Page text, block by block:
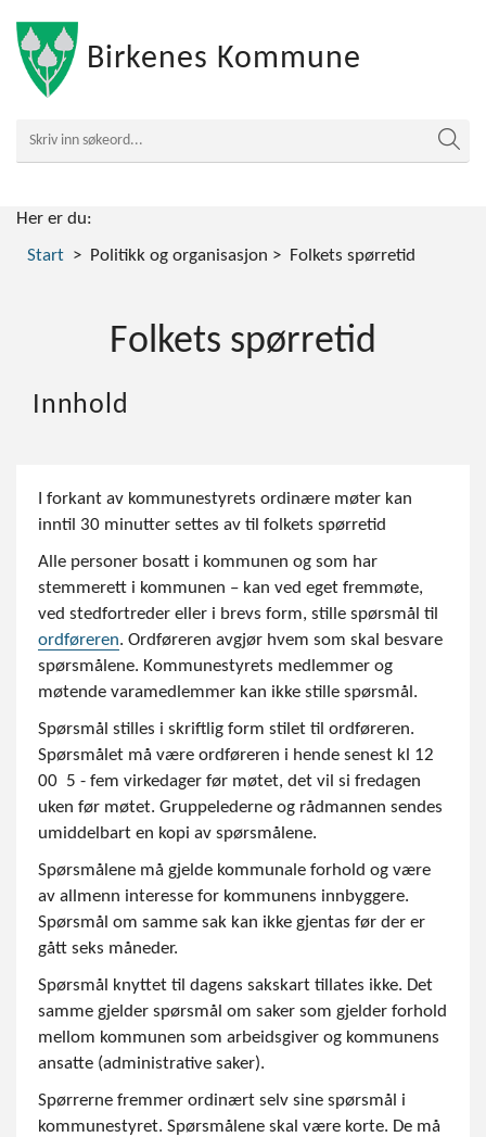
Birkenes Kommune
Her er du:
Start
Politikk og organisasjon Folkets spørretid
Folkets spørretid
Innhold
I forkant av kommunestyrets ordinære møter kan
inntil 30 minutter settes av til folkets spørretid
Alle personer bosatt i kommunen og som har
stemmerett i kommunen – kan ved eget fremmøte,
ved stedfortreder eller i brevs form, stille spørsmål til
ordføreren. Ordføreren avgjør hvem som skal besvare
spørsmålene. Kommunestyrets medlemmer og
møtende varamedlemmer kan ikke stille spørsmål.
Spørsmål stilles i skriftlig form stilet til ordføreren.
Spørsmålet må være ordføreren i hende senest kl 12
00 5 - fem virkedager før møtet, det vil si fredagen
uken før møtet. Gruppelederne og rådmannen sendes
umiddelbart en kopi av spørsmålene.
Spørsmålene må gjelde kommunale forhold og være
av allmenn interesse for kommunens innbyggere.
Spørsmål om samme sak kan ikke gjentas før der er
gått seks måneder.
Spørsmål knyttet til dagens sakskart tillates ikke. Det
samme gjelder spørsmål om saker som gjelder forhold
mellom kommunen som arbeidsgiver og kommunens
ansatte (administrative saker).
Spørrerne fremmer ordinært selv sine spørsmål i
kommunestyret. Spørsmålene skal være korte. De må